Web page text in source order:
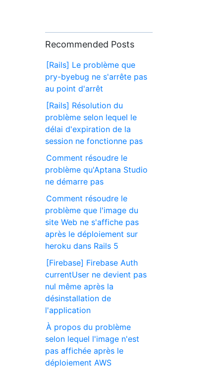
Recommended Posts
[Rails] Le problème que
pry-byebug ne s'arrête pas
au point d'arrêt
[Rails] Résolution du
problème selon lequel le
délai d'expiration de la
session ne fonctionne pas
Comment résoudre le
problème qu'Aptana Studio
ne démarre pas
Comment résoudre le
problème que l'image du
site Web ne s'affiche pas
après le déploiement sur
heroku dans Rails 5
[Firebase] Firebase Auth
currentUser ne devient pas
nul même après la
désinstallation de
l'application
À propos du problème
selon lequel l'image n'est
pas affichée après le
déploiement AWS